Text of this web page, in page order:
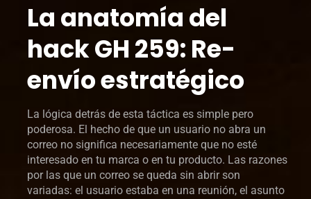
La anatomía del
hack GH 259: Re-
envío estratégico
La lógica detrás de esta táctica es simple pero
poderosa. El hecho de que un usuario no abra un
correo no significa necesariamente que no esté
interesado en tu marca o en tu producto. Las razones
por las que un correo se queda sin abrir son
variadas: el usuario estaba en una reunión, el asunto